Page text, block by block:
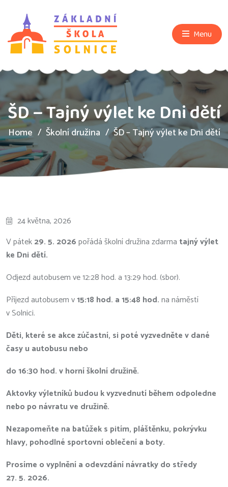
Menu
ŠD – Tajný výlet ke Dni dětí
Home Školní družina ŠD – Tajný výlet ke Dni dětí
24 května, 2026
V pátek29. 5. 2026pořádá školní družina zdarma tajný výlet
ke Dni dětí.
Odjezd autobusem ve 12:28 hod. a 13:29hod. (sbor).
Příjezd autobusem v15:18 hod. a 15:48 hod.na náměstí
v Solnici.
Děti, které se akce zúčastní, si poté vyzvedněte v dané
časy u autobusu nebo
do 16:30 hod. v horní školní družině.
Aktovky výletníků budou k vyzvednutí během odpoledne
nebo po návratu ve družině.
Nezapomeňte na batůžek s pitím, pláštěnku, pokrývku
hlavy, pohodlné sportovní oblečení a boty.
Prosíme o vyplnění a odevzdání návratky do středy
27. 5. 2026.